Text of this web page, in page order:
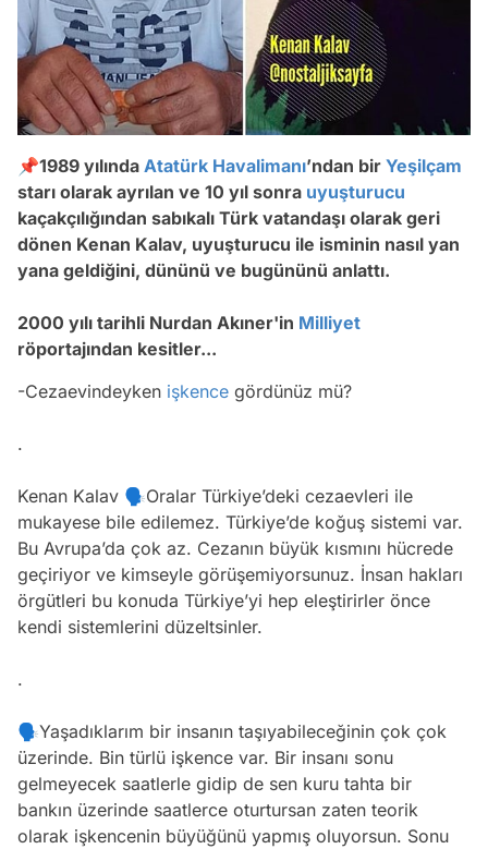
📌1989 yılında Atatürk Havalimanı’ndan bir Yeşilçam
starı olarak ayrılan ve 10 yıl sonra uyuşturucu
kaçakçılığından sabıkalı Türk vatandaşı olarak geri
dönen Kenan Kalav, uyuşturucu ile isminin nasıl yan
yana geldiğini, dününü ve bugününü anlattı.
2000 yılı tarihli Nurdan Akıner'in Milliyet
röportajından kesitler...
-Cezaevindeyken işkence gördünüz mü?
.
Kenan Kalav 🗣Oralar Türkiye’deki cezaevleri ile
mukayese bile edilemez. Türkiye’de koğuş sistemi var.
Bu Avrupa’da çok az. Cezanın büyük kısmını hücrede
geçiriyor ve kimseyle görüşemiyorsunuz. İnsan hakları
örgütleri bu konuda Türkiye’yi hep eleştirirler önce
kendi sistemlerini düzeltsinler.
.
🗣Yaşadıklarım bir insanın taşıyabileceğinin çok çok
üzerinde. Bin türlü işkence var. Bir insanı sonu
gelmeyecek saatlerle gidip de sen kuru tahta bir
bankın üzerinde saatlerce oturtursan zaten teorik
olarak işkencenin büyüğünü yapmış oluyorsun. Sonu